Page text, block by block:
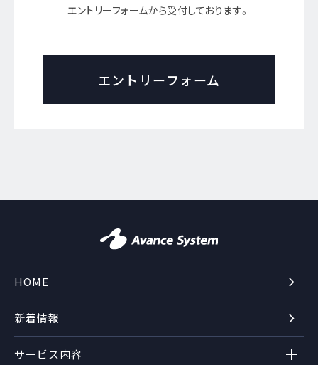
エントリーフォームから受付しております。
エントリーフォーム
HOME
サービス内容
新着情報